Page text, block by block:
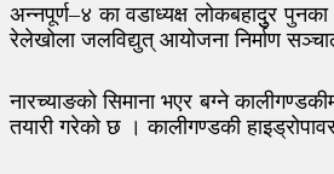
अन्नपूर्ण–४ का वडाध्यक्ष लोकबहादुुर पुनका
रेलेखोला जलविद्युत् आयोजना निर्माण
नारच्याङको सिमाना भएर बग्ने
तयारी गरेको छ । कालीगण्डकी